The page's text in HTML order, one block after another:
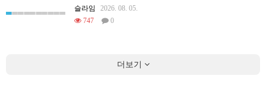
슬라임
2026. 08. 05.
747
0
더보기